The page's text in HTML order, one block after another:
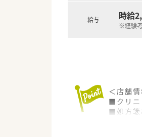
【求人
■正社
■お若
■赴任
給与 時給
※経験
＜店舗
■クリニ
■処方箋
■お休